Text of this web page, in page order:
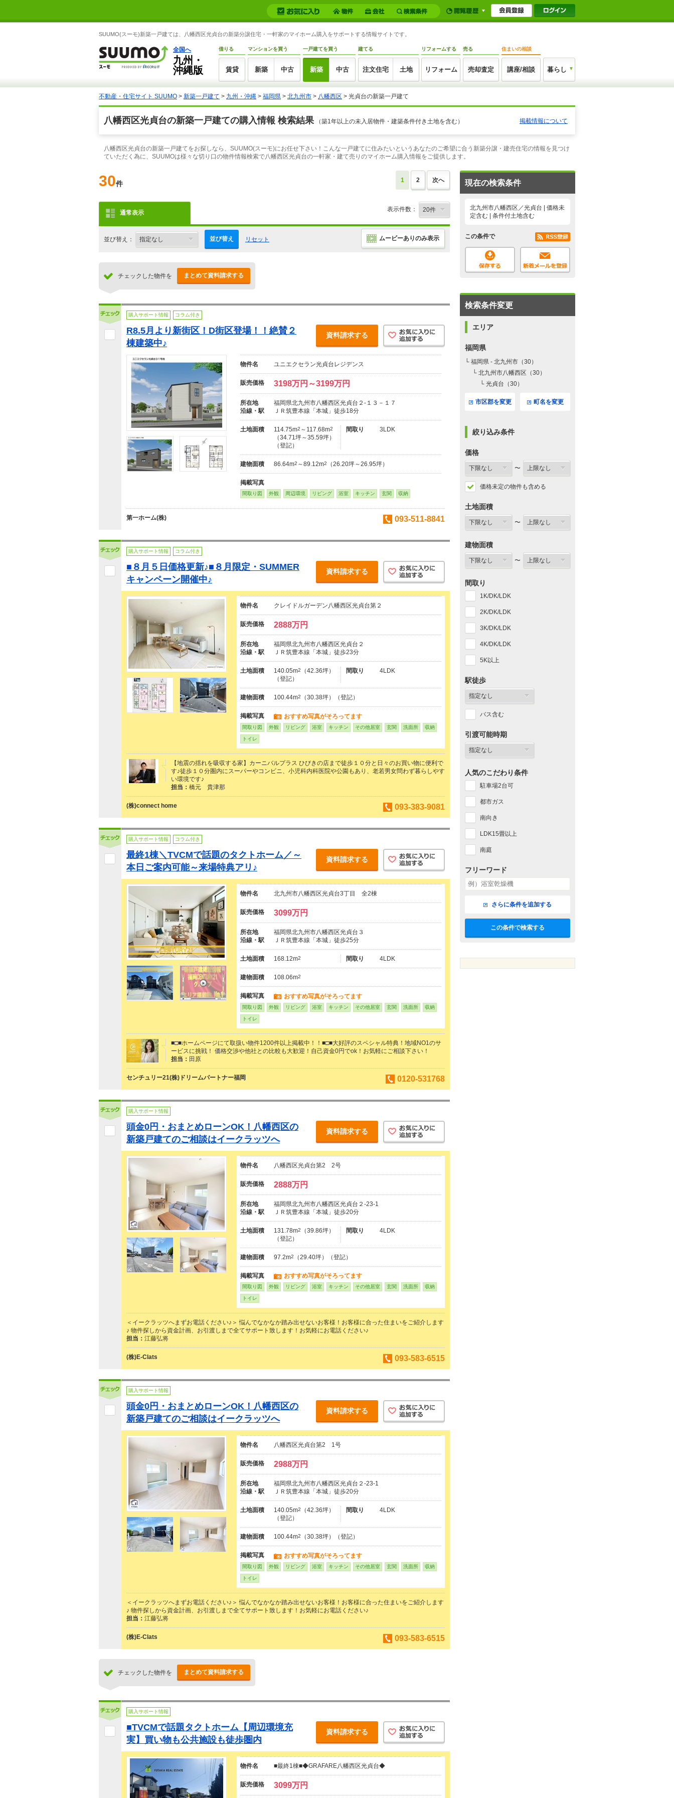
SUUMO(スーモ)新築一戸建ては、八幡西区光貞台の新築分譲住宅・一軒家のマイホーム購入をサポートする情報サイトです。
全国へ
九州・
沖縄版
借りる
賃貸
マンションを買う
新築 中古
一戸建てを買う
新築 中古
建てる
注文住宅 土地
リフォームする
リフォーム
売る
売却査定
住まいの相談
講座/相談 暮らし
不動産・住宅サイト SUUMO > 新築一戸建て > 九州・沖縄 > 福岡県 > 北九州市 > 八幡西区 > 光貞台の新築一戸建て
八幡西区光貞台の新築一戸建ての購入情報 検索結果 （築1年以上の未入居物件・建築条件付き土地を含む） 掲載情報について
八幡西区光貞台の新築一戸建てをお探しなら、SUUMO(スーモ)にお任せ下さい！こんな一戸建てに住みたいというあなたのご希望に合う新築分譲・建売住宅の情報を見つけ
ていただく為に、SUUMOは様々な切り口の物件情報検索で八幡西区光貞台の一軒家・建て売りのマイホーム購入情報をご提供します。
30件 1 2 次へ
通常表示 表示件数：
並び替え： 並び替え リセット ムービーありのみ表示
チェックした物件を まとめて資料請求する
購入サポート情報 コラム付き
R8.5月より新街区！D街区登場！！絶賛２
棟建築中♪
資料請求する
物件名 ユニエクセラン光貞台レジデンス
販売価格 3198万円～3199万円
所在地
福岡県北九州市八幡西区光貞台２-１３－１７
沿線・駅
ＪＲ筑豊本線「本城」徒歩18分
土地面積 114.75m2 ～117.68m2
（34.71坪～35.59坪）
（登記）
間取り 3LDK
建物面積 86.64m2 ～89.12m2 （26.20坪～26.95坪）
掲載写真
間取り図 外観 周辺環境 リビング 浴室 キッチン 玄関 収納
第一ホーム(株) 093-511-8841
購入サポート情報 コラム付き
■８月５日価格更新♪■８月限定・SUMMER
キャンペーン開催中♪
資料請求する
物件名 クレイドルガーデン八幡西区光貞台第２
販売価格 2888万円
所在地
福岡県北九州市八幡西区光貞台２
沿線・駅
ＪＲ筑豊本線「本城」徒歩23分
土地面積 140.05m2
（42.36坪）
（登記）
間取り 4LDK
建物面積 100.44m2 （30.38坪）（登記）
掲載写真 おすすめ写真がそろってます
間取り図 外観 リビング 浴室 キッチン その他居室 玄関 洗面所 収納
トイレ
【地震の揺れを吸収する家】カーニバルプラス ひびきの店まで徒歩１０分と日々のお買い物に便利で
す♪徒歩１０分圏内にスーパーやコンビニ、小児科内科医院や公園もあり、老若男女問わず暮らしやす
い環境です♪
担当： 橋元 貴津那
(株)connect home 093-383-9081
購入サポート情報 コラム付き
最終1棟＼TVCMで話題のタクトホーム／～
本日ご案内可能～来場特典アリ♪
資料請求する
物件名 北九州市八幡西区光貞台3丁目 全2棟
販売価格 3099万円
所在地
福岡県北九州市八幡西区光貞台３
沿線・駅
ＪＲ筑豊本線「本城」徒歩25分
土地面積 168.12m2 間取り 4LDK
建物面積 108.06m2
掲載写真 おすすめ写真がそろってます
間取り図 外観 リビング 浴室 キッチン その他居室 玄関 洗面所 収納
トイレ
■□■ホームページにて取扱い物件1200件以上掲載中！！■□■大好評のスペシャル特典！地域NO1のサ
ービスに挑戦！ 価格交渉や他社との比較も大歓迎！自己資金0円でok！お気軽にご相談下さい！
担当： 田原
センチュリー21(株)ドリームパートナー福岡 0120-531768
購入サポート情報
頭金0円・おまとめローンOK！八幡西区の
新築戸建てのご相談はイークラッツへ
資料請求する
物件名 八幡西区光貞台第2 2号
販売価格 2888万円
所在地
福岡県北九州市八幡西区光貞台２-23-1
沿線・駅
ＪＲ筑豊本線「本城」徒歩20分
土地面積 131.78m2
（39.86坪）
（登記）
間取り 4LDK
建物面積 97.2m2 （29.40坪）（登記）
掲載写真 おすすめ写真がそろってます
間取り図 外観 リビング 浴室 キッチン その他居室 玄関 洗面所 収納
トイレ
＜イークラッツへまずお電話ください♪＞ 悩んでなかなか踏み出せないお客様！お客様に合った住まいをご紹介します
♪ 物件探しから資金計画、お引渡しまで全てサポート致します！お気軽にお電話ください♪
担当： 江藤弘将
(株)E-Clats 093-583-6515
購入サポート情報
頭金0円・おまとめローンOK！八幡西区の
新築戸建てのご相談はイークラッツへ
資料請求する
物件名 八幡西区光貞台第2 1号
販売価格 2988万円
所在地
福岡県北九州市八幡西区光貞台２-23-1
沿線・駅
ＪＲ筑豊本線「本城」徒歩20分
土地面積 140.05m2
（42.36坪）
（登記）
間取り 4LDK
建物面積 100.44m2 （30.38坪）（登記）
掲載写真 おすすめ写真がそろってます
間取り図 外観 リビング 浴室 キッチン その他居室 玄関 洗面所 収納
トイレ
＜イークラッツへまずお電話ください♪＞ 悩んでなかなか踏み出せないお客様！お客様に合った住まいをご紹介します
♪ 物件探しから資金計画、お引渡しまで全てサポート致します！お気軽にお電話ください♪
担当： 江藤弘将
(株)E-Clats 093-583-6515
チェックした物件を まとめて資料請求する
購入サポート情報
■TVCMで話題タクトホーム【周辺環境充
実】買い物も公共施設も徒歩圏内
資料請求する
物件名 ■最終1棟■◆GRAFARE八幡西区光貞台◆
販売価格 3099万円
現在の検索条件
北九州市八幡西区／光貞台 | 価格未
定含む | 条件付土地含む
この条件で
検索条件変更
エリア
福岡県
└ 福岡県 - 北九州市（30）
└ 北九州市八幡西区（30）
└ 光貞台（30）
市区郡を変更 町名を変更
絞り込み条件
価格
〜
価格未定の物件も含める
土地面積
〜
建物面積
〜
間取り
1K/DK/LDK
2K/DK/LDK
3K/DK/LDK
4K/DK/LDK
5K以上
駅徒歩
バス含む
引渡可能時期
人気のこだわり条件
駐車場2台可
都市ガス
南向き
LDK15畳以上
南庭
フリーワード
さらに条件を追加する
この条件で検索する